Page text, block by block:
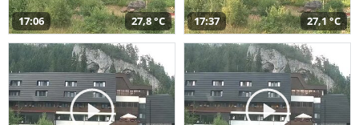
17:06 27,8 °C 17:37 27,1 °C